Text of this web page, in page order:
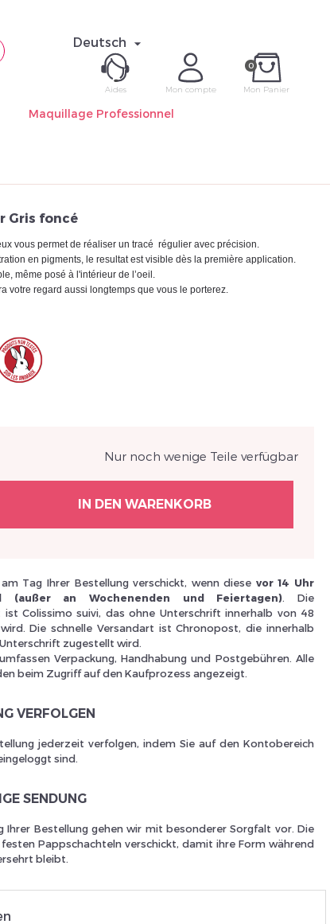
Deutsch 
0
Mon Panier
Mon compte
Mot de
Des
Je suis un
En
Aides
Maquillage Professionnel
Gris foncé
vous permet de réaliser un tracé régulier avec précision.
en pigments, le resultat est visible dès la première application.
même posé à l'intérieur de l’oeil.
votre regard aussi longtemps que vous le porterez.
Nur noch wenige Teile verfügbar
IN DEN WARENKORB
Tag Ihrer Bestellung verschickt, wenn diese vor 14 Uhr
(außer an Wochenenden und Feiertagen) . Die
ist Colissimo suivi, das ohne Unterschrift innerhalb von 48
Die schnelle Versandart ist Chronopost, die innerhalb
zugestellt wird.
Verpackung, Handhabung und Postgebühren. Alle
beim Zugriff auf den Kaufprozess angezeigt.
VERFOLGEN
jederzeit verfolgen, indem Sie auf den Kontobereich
sind.
SENDUNG
Ihrer Bestellung gehen wir mit besonderer Sorgfalt vor. Die
Pappschachteln verschickt, damit ihre Form während
bleibt.